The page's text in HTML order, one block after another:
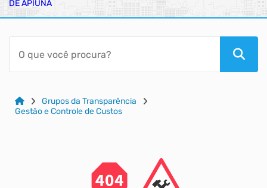
ACESSO RÁPIDO
Acessibilidade
CidadãoGrupos da Transparência
Gestão e Controle de Custos